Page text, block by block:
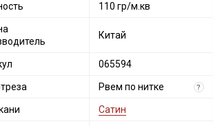
110 гр/м.кв
Китай
065594
Рвем по нитке ?
Сатин